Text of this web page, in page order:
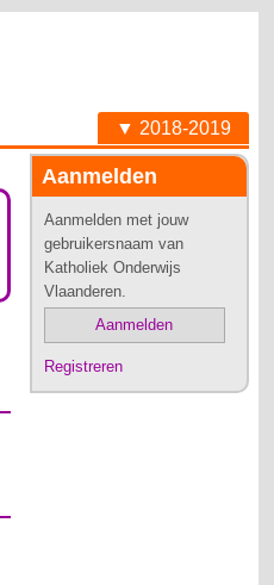
▼ 2018-2019
Aanmelden
Aanmelden met jouw
gebruikersnaam van
Katholiek Onderwijs
Vlaanderen.
Aanmelden
Registreren